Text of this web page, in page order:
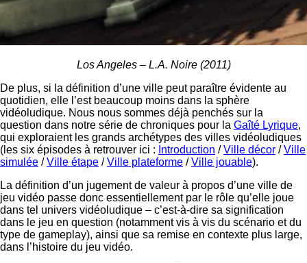
Los Angeles – L.A. Noire (2011)
De plus, si la définition d’une ville peut paraître évidente au
quotidien, elle l’est beaucoup moins dans la sphère
vidéoludique. Nous nous sommes déjà penchés sur la
question dans notre série de chroniques pour la Gaîté Lyrique,
qui exploraient les grands archétypes des villes vidéoludiques
(les six épisodes à retrouver ici : Introduction /Ville décor /Ville
simulée /Ville étape /Ville plateforme /Ville jouable).
La définition d’un jugement de valeur à propos d’une ville de
jeu vidéo passe donc essentiellement par le rôle qu’elle joue
dans tel univers vidéoludique – c’est-à-dire sa signification
dans le jeu en question (notamment vis à vis du scénario et du
type de gameplay), ainsi que sa remise en contexte plus large,
dans l’histoire du jeu vidéo.